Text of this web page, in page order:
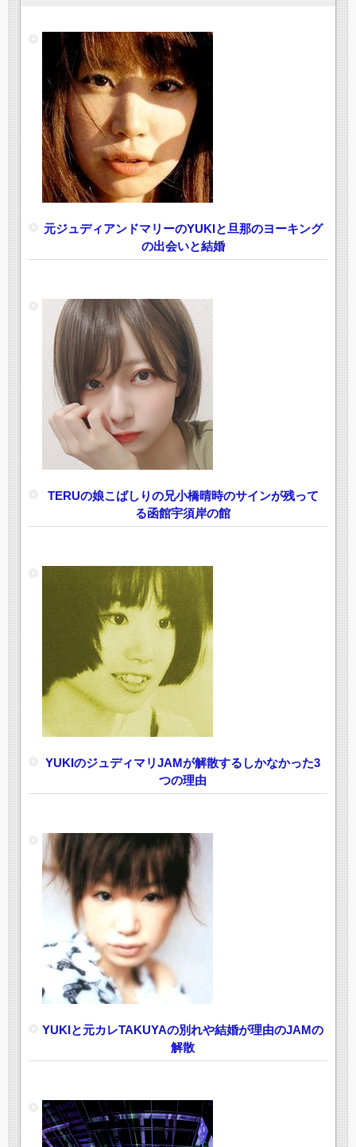
元ジュディアンドマリーのYUKIと旦那のヨーキング
の出会いと結婚
TERUの娘こばしりの兄小橋晴時のサインが残って
る函館宇須岸の館
YUKIのジュディマリJAMが解散するしかなかった3
つの理由
YUKIと元カレTAKUYAの別れや結婚が理由のJAMの
解散